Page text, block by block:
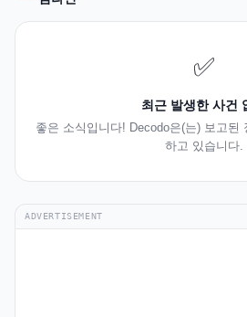
✅
최근 발생한 사건
좋은 소식입니다! Decodo은(는) 보고된
하고 있습니다.
ADVERTISEMENT